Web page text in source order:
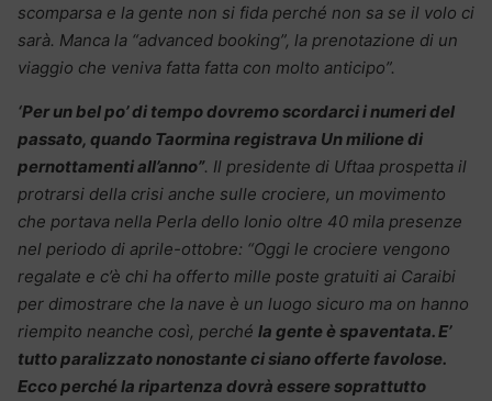
scomparsa e la gente non si fida perché non sa se il volo ci
sarà. Manca la “advanced booking”, la prenotazione di un
viaggio che veniva fatta fatta con molto anticipo”.
‘Per un bel po’ di tempo dovremo scordarci i numeri del
passato, quando Taormina registrava Un milione di
pernottamenti all’anno”. Il presidente di Uftaa prospetta il
protrarsi della crisi anche sulle crociere, un movimento
che portava nella Perla dello Ionio oltre 40 mila presenze
nel periodo di aprile-ottobre: “Oggi le crociere vengono
regalate e c’è chi ha offerto mille poste gratuiti ai Caraibi
per dimostrare che la nave è un luogo sicuro ma on hanno
riempito neanche così, perché la gente è spaventata. E’
tutto paralizzato nonostante ci siano offerte favolose.
Ecco perché la ripartenza dovrà essere soprattutto